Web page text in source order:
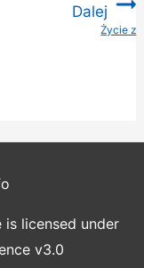
Dalej
Życie z
licensed under
v3.0